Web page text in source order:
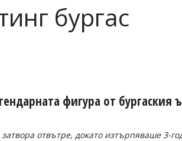
бургас
фигура от бургаския
затвора отвътре, докато изтърпяваше 3-